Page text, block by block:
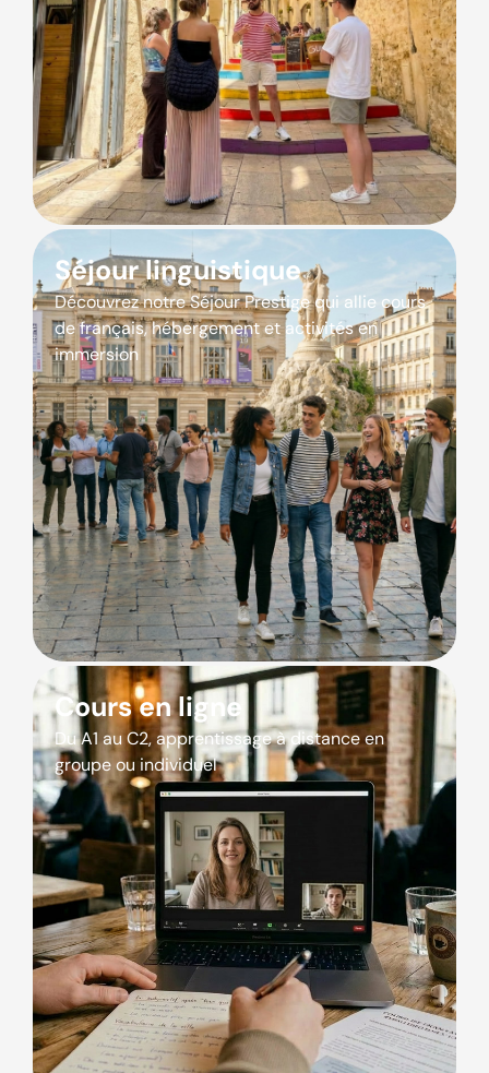
Séjour linguistique
Découvrez notre Séjour Prestige qui allie cours
de français, hébergement et activités en
immersion
Cours en ligne
Du A1 au C2, apprentissage à distance en
groupe ou individuel